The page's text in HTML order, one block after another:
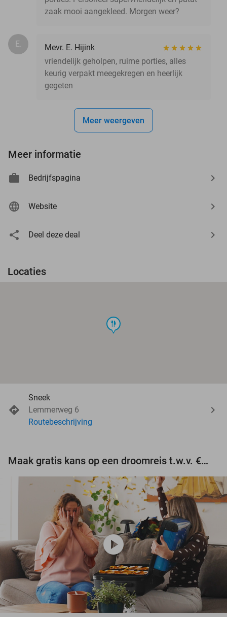
zaak mooi aangekleed. Morgen weer?
E.
Mevr. E. Hijink
vriendelijk geholpen, ruime porties, alles
keurig verpakt meegekregen en heerlijk
gegeten
Meer weergeven
Meer informatie
Bedrijfspagina
Website
Deel deze deal
Locaties
food
Sneek
Lemmerweg 6
Routebeschrijving
Maak gratis kans op een droomreis t.w.v. €3.000!
play_circle